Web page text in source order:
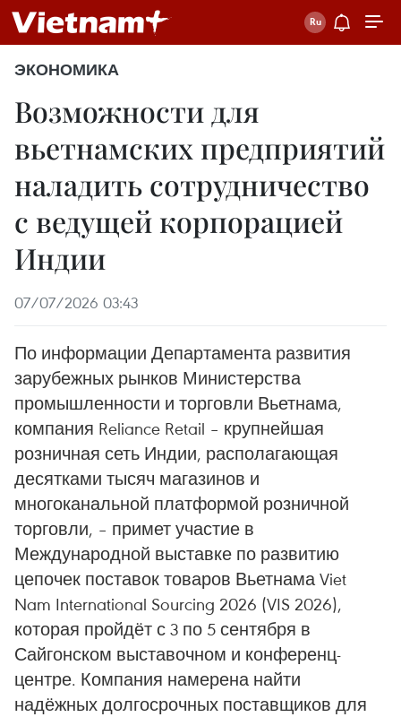
ЭКОНОМИКА
Возможности для
вьетнамских предприятий
наладить сотрудничество
с ведущей корпорацией
Индии
07/07/2026 03:43
По информации Департамента развития
зарубежных рынков Министерства
промышленности и торговли Вьетнама,
компания Reliance Retail – крупнейшая
розничная сеть Индии, располагающая
десятками тысяч магазинов и
многоканальной платформой розничной
торговли, – примет участие в
Международной выставке по развитию
цепочек поставок товаров Вьетнама Viet
Nam International Sourcing 2026 (VIS 2026),
которая пройдёт с 3 по 5 сентября в
Сайгонском выставочном и конференц-
центре. Компания намерена найти
надёжных долгосрочных поставщиков для